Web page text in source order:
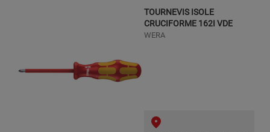
TOURNEVIS ISOLE
CRUCIFORME 162I VDE
WERA